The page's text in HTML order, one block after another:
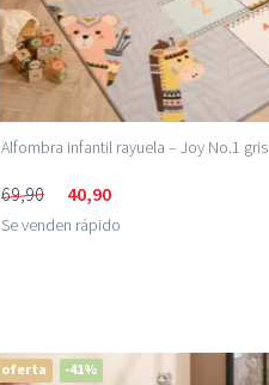
Alfombra infantil rayuela – Joy No.1 gris
69,90 40,90
Se venden rápido
oferta -41%